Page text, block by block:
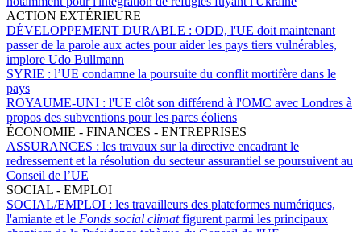
ACTION EXTÉRIEURE
DÉVELOPPEMENT DURABLE : ODD, l'UE doit maintenant
passer de la parole aux actes pour aider les pays tiers vulnérables,
implore Udo Bullmann
SYRIE : l’UE condamne la poursuite du conflit mortifère dans le
pays
ROYAUME-UNI : l'UE clôt son différend à l'OMC avec Londres à
propos des subventions pour les parcs éoliens
ÉCONOMIE - FINANCES - ENTREPRISES
ASSURANCES : les travaux sur la directive encadrant le
redressement et la résolution du secteur assurantiel se poursuivent au
Conseil de l’UE
SOCIAL - EMPLOI
SOCIAL/EMPLOI : les travailleurs des plateformes numériques,
l'amiante et le Fonds social climatfigurent parmi les principaux